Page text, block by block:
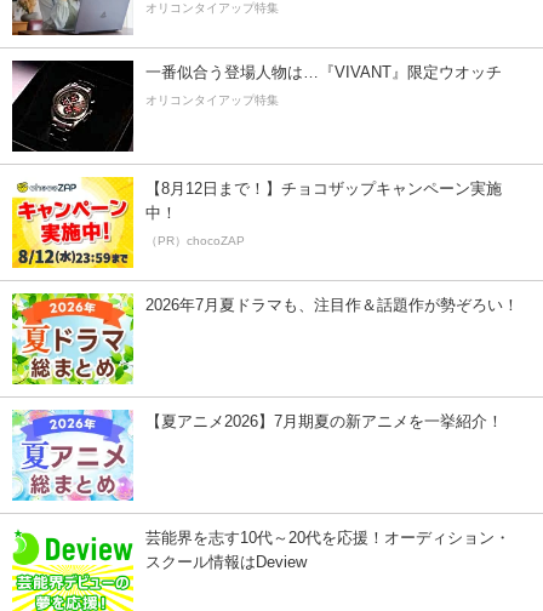
オリコンタイアップ特集
一番似合う登場人物は…『VIVANT』限定ウオッチ
オリコンタイアップ特集
【8月12日まで！】チョコザップキャンペーン実施
中！
（PR）chocoZAP
2026年7月夏ドラマも、注目作＆話題作が勢ぞろい！
【夏アニメ2026】7月期夏の新アニメを一挙紹介！
芸能界を志す10代～20代を応援！オーディション・
スクール情報はDeview